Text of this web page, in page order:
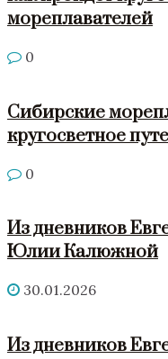
мореплавателей
0
Сибирские
кругосветное
0
Из дневников
Юлии Калюжной
30.01.2026
Из дневников